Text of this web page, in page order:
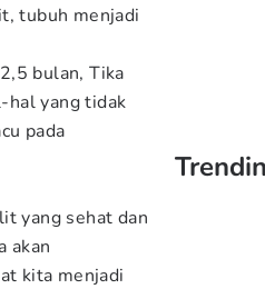
tubuh menjadi
bulan, Tika
hal yang tidak
pada
yang sehat dan
akan
kita menjadi